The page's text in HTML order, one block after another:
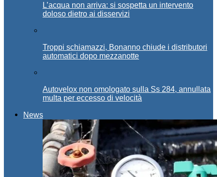
L’acqua non arriva: si sospetta un intervento
doloso dietro ai disservizi
Troppi schiamazzi, Bonanno chiude i distributori
automatici dopo mezzanotte
Autovelox non omologato sulla Ss 284, annullata
multa per eccesso di velocità
News